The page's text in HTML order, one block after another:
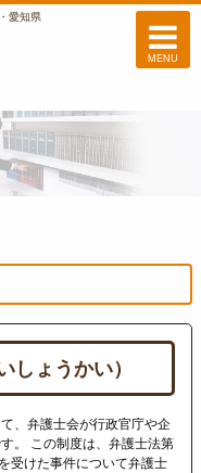
MENU
愛知県
ょうかい）
、弁護士会が行政官庁や企
。 この制度は、弁護士法第
受けた事件について弁護士